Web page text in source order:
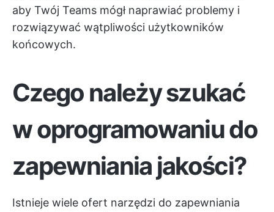
aby Twój Teams mógł naprawiać problemy i
rozwiązywać wątpliwości użytkowników
końcowych.
Czego należy szukać
w oprogramowaniu do
zapewniania jakości?
Istnieje wiele ofert narzędzi do zapewniania